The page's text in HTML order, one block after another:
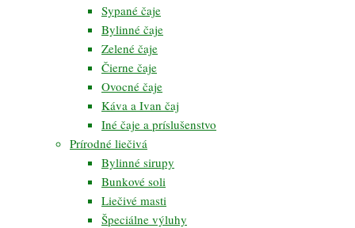
Sypané čaje
Bylinné čaje
Zelené čaje
Čierne čaje
Ovocné čaje
Káva a Ivan čaj
Iné čaje a príslušenstvo
Prírodné liečivá
Bylinné sirupy
Bunkové soli
Liečivé masti
Špeciálne výluhy